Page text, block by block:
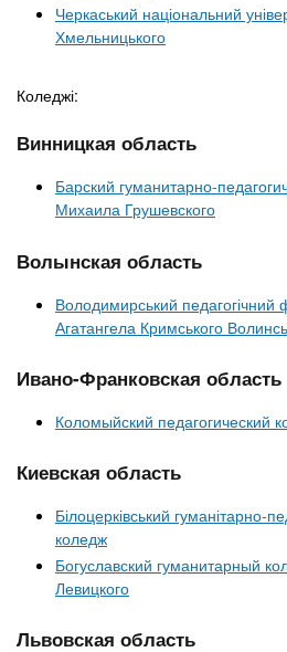
Черкаський національний
Хмельницького
Коледжі:
Винницкая область
Барский гуманитарно-
Михаила Грушевского
Волынская область
Володимирський педагогічний
Агатангела Кримського
Ивано-Франковская область
Коломыйский педагогический
Киевская область
Білоцерківський гуманітарно-
коледж
Богуславский гуманитарный
Левицкого
Львовская область